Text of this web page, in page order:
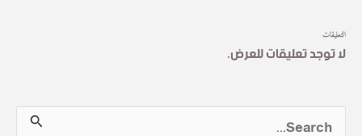
التعليقات
لا توجد تعليقات للعرض.